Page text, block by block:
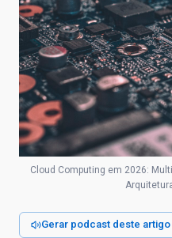
Cloud Computing em 2026:
Gerar podcast deste artigo